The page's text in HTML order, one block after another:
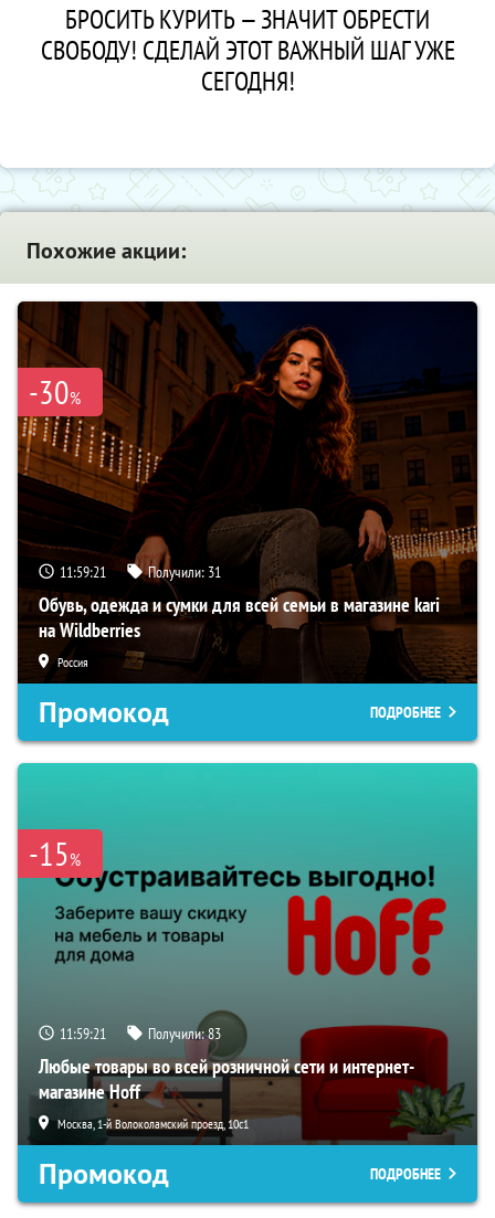
БРОСИТЬ КУРИТЬ — ЗНАЧИТ ОБРЕСТИ
СВОБОДУ! СДЕЛАЙ ЭТОТ ВАЖНЫЙ ШАГ УЖЕ
СЕГОДНЯ!
Похожие акции:
-30%
11:59:20 Получили: 31
Обувь, одежда и сумки для всей семьи в магазине kari
на Wildberries
Россия
Промокод ПОДРОБНЕЕ
-15%
11:59:20 Получили:83
Любые товары во всей розничной сети и интернет-
магазине Hoff
Москва, 1-й Волоколамский проезд, 10с1
Промокод ПОДРОБНЕЕ